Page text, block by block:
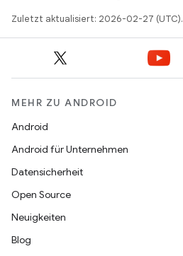
Zuletzt aktualisiert: 2026-02-27 (UTC).
MEHR ZU ANDROID
Android
Android für Unternehmen
Datensicherheit
Open Source
Neuigkeiten
Blog